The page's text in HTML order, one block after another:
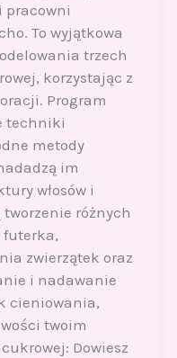
pracowni
To wyjątkowa
trzech
korzystając z
Program
techniki
metody
im
włosów i
różnych
futerka,
zwierzątek oraz
i nadawanie
cieniowania,
twoim
Dowiesz